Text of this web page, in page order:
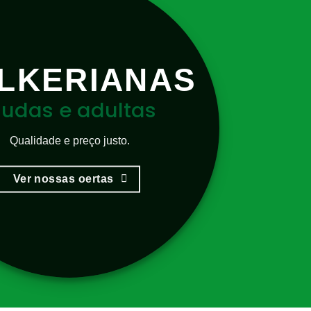
e adultas
Qualidade e preço justo.
Ver nossas oertas